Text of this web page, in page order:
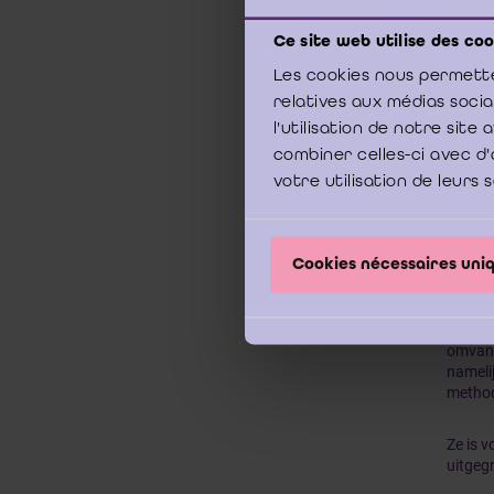
Ce site web utilise des
Les cookies nous
relatives aux médias
l'utilisation de notre site
combiner celles-ci avec
votre utilisation de leurs
Cookies nécessaires
Er
en de
Ze is